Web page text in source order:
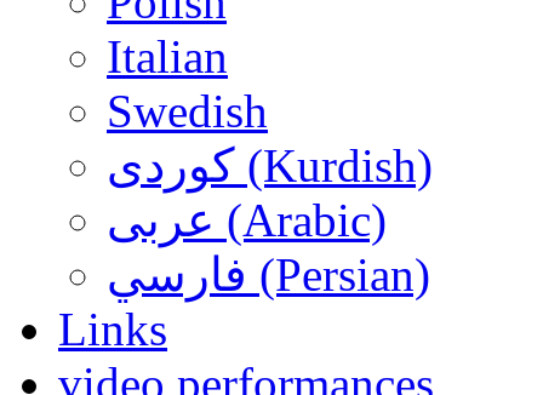
Italian
Swedish
کوردی (Kurdish)
عربی (Arabic)
فارسي (Persian)
Links
video performances